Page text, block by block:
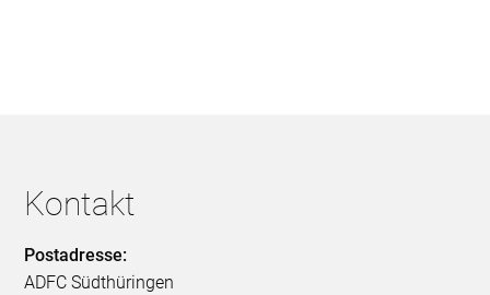
Kontakt
Postadresse:
ADFC Südthüringen